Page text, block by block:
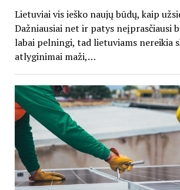
Lietuviai vis ieško naujų būdų, kaip
Dažniausiai net ir patys neįprasčiausi
labai pelningi, tad lietuviams nereikia
atlyginimai maži,…